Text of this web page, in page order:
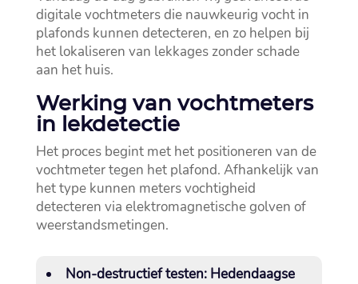
digitale vochtmeters die nauwkeurig vocht in
plafonds kunnen detecteren, en zo helpen bij
het lokaliseren van lekkages zonder schade
aan het huis.​
Werking van vochtmeters
in lekdetectie
Het proces begint met het positioneren van de
vochtmeter tegen het plafond.​ Afhankelijk van
het type kunnen meters vochtigheid
detecteren via elektromagnetische golven of
weerstandsmetingen.​
Non-destructief testen:Hedendaagse